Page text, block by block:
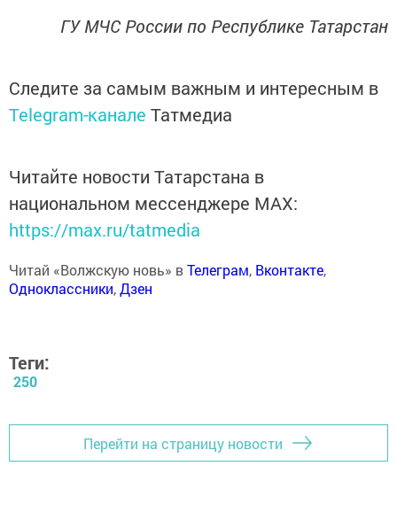
ГУ МЧС России по Республике Татарстан
Следите за самым важным и интересным в
Telegram-канале Татмедиа
Читайте новости Татарстана в
национальном мессенджере MАХ:
https://max.ru/tatmedia
Читай «Волжскую новь» вТелеграм, Вконтакте,
Одноклассники,Дзен
Теги:
250
Перейти на страницу новости